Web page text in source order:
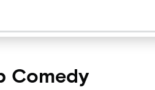
Comedy